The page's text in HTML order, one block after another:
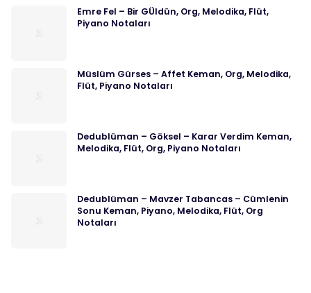
Emre Fel – Bir GÜldün, Org, Melodika, Flüt,
Piyano Notaları
Müslüm Gürses – Affet Keman, Org, Melodika,
Flüt, Piyano Notaları
Dedublüman – Göksel – Karar Verdim Keman,
Melodika, Flüt, Org, Piyano Notaları
Dedublüman – Mavzer Tabancas – Cümlenin
Sonu Keman, Piyano, Melodika, Flüt, Org
Notaları